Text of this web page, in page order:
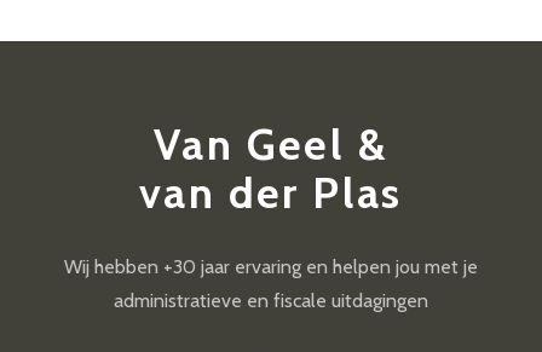
Van Geel &
van der Plas
Wij hebben +30 jaar ervaring en helpen jou met je
administratieve en fiscale uitdagingen